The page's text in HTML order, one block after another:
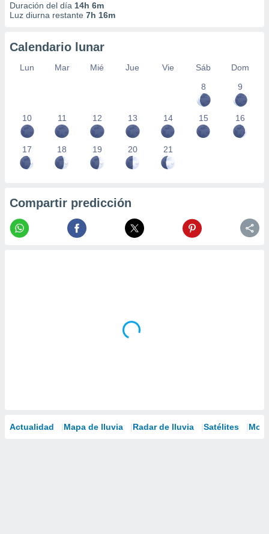
Duración del día 14h 6m
Luz diurna restante 7h 16m
Calendario lunar
Lun Mar Mié Jue Vie Sáb
Dom
8
9
10 11 12 13 14 15 16
17 18 19 20 21
Compartir predicción
Actualidad Mapa de lluvia Radar de lluvia Satélites